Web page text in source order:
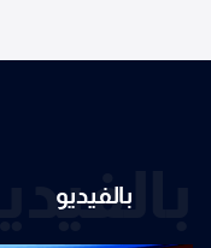
بالفيديو
بالفيديو